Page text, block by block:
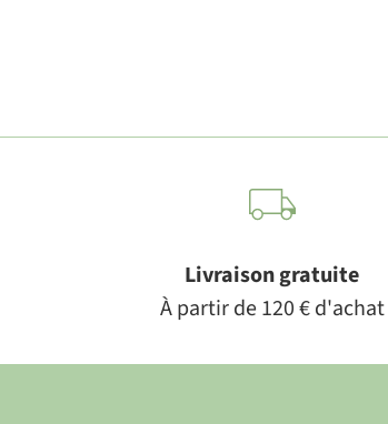
Livraison gratuite
À partir de 120 € d'achat